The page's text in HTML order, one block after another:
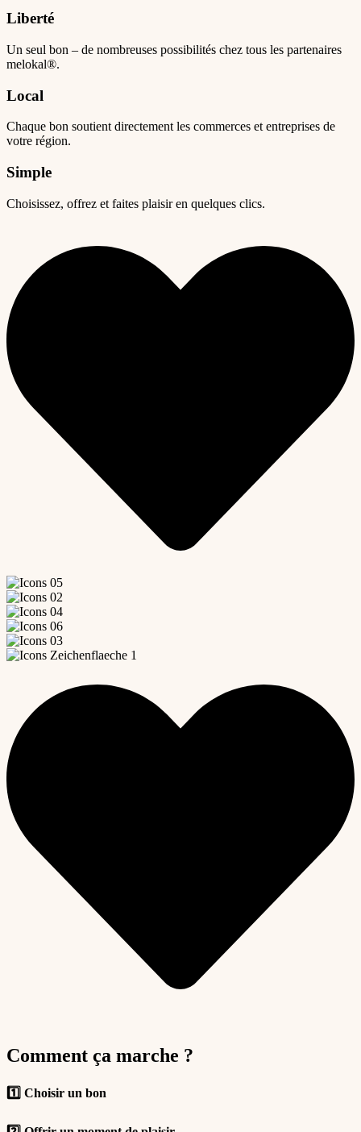
Liberté
Un seul bon – de nombreuses possibilités chez tous les partenaires
melokal®.
Local
Chaque bon soutient directement les commerces et entreprises de
votre région.
Simple
Choisissez, offrez et faites plaisir en quelques clics.
Comment ça marche ?
1️⃣ Choisir un bon